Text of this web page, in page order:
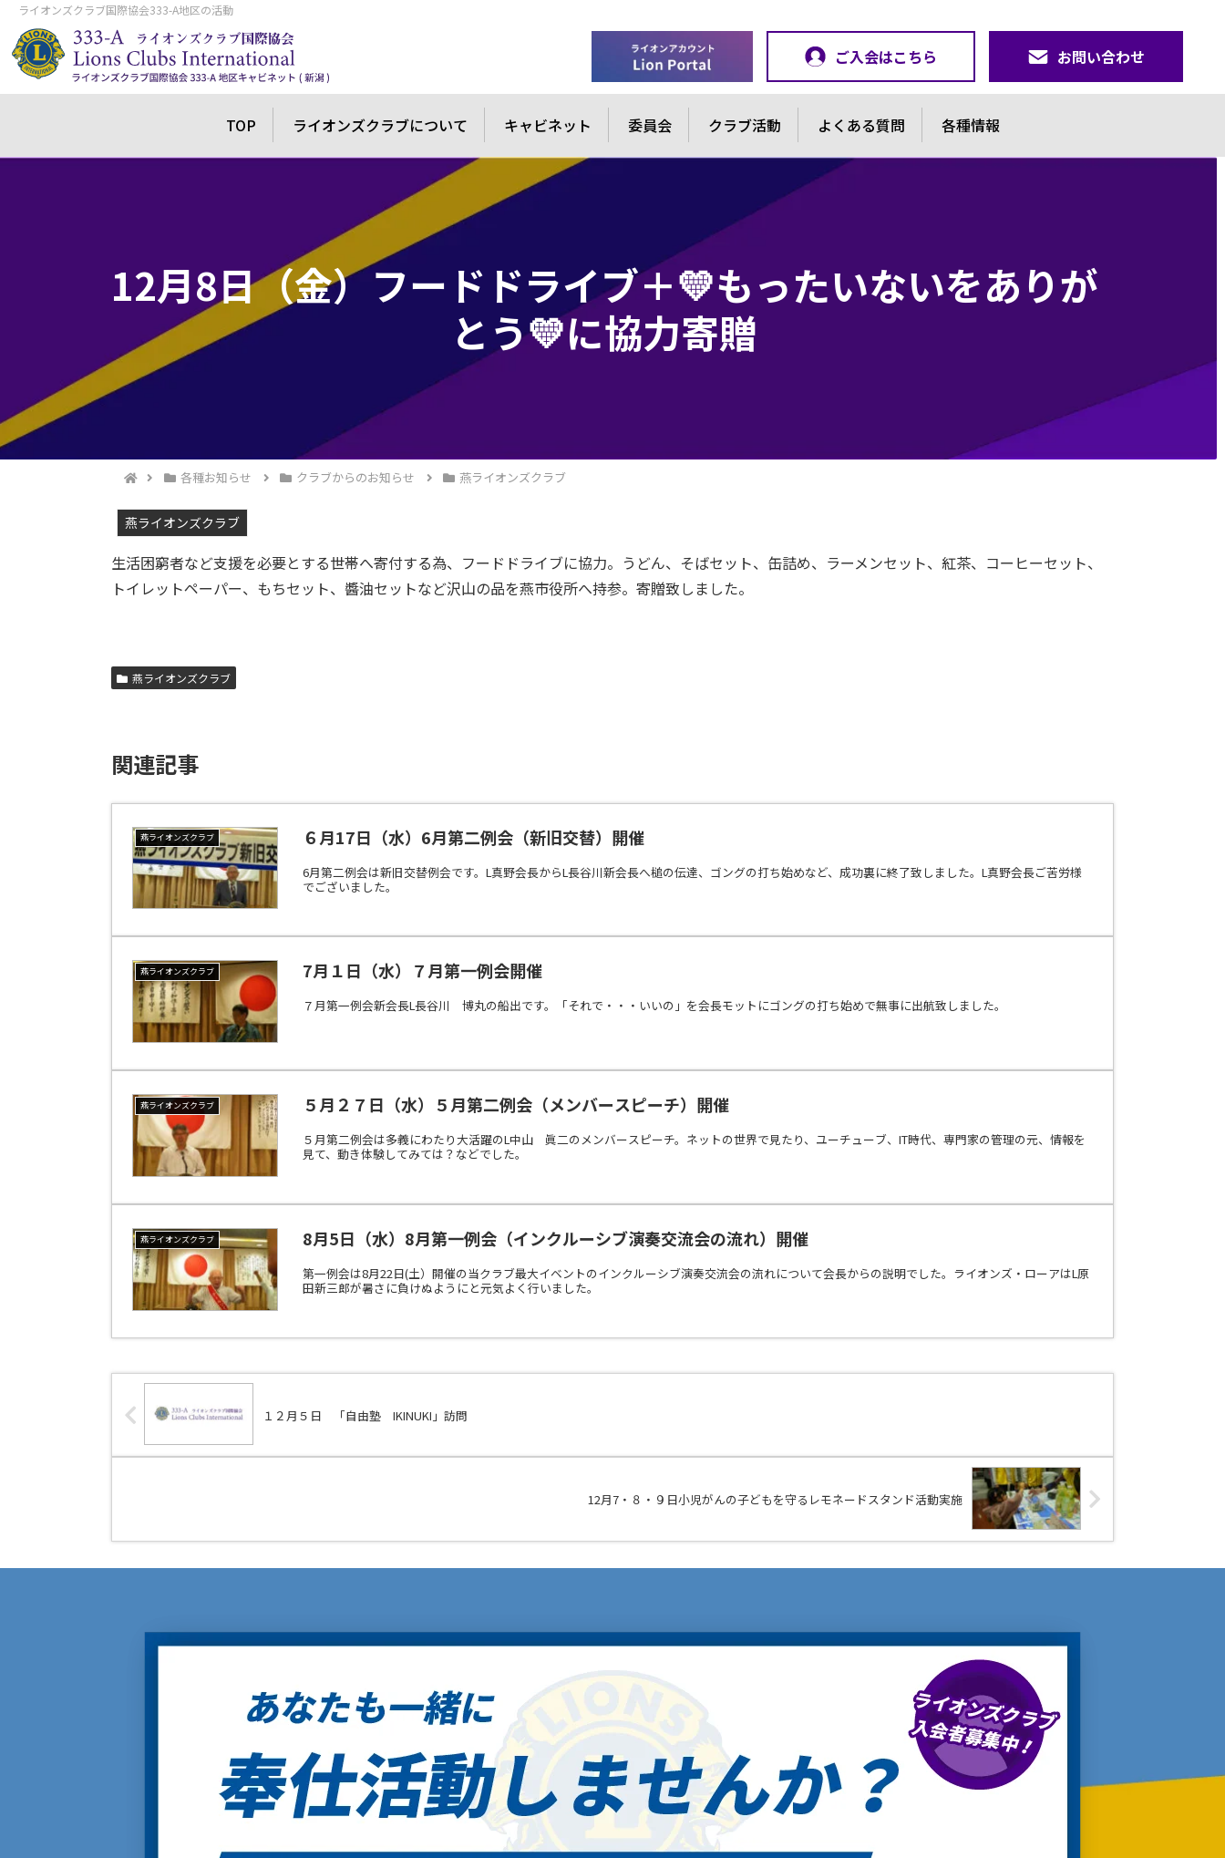
ライオンズクラブ国際協会333-A地区の活動
ご入会はこちら お問い合わせ
TOP ライオンズクラブについて キャビネット 委員会 クラブ活動 よくある質問 各種情報
12月8日（金）フードドライブ＋💛もったいないをありが
とう💛に協力寄贈
各種お知らせ クラブからのお知らせ 燕ライオンズクラブ
燕ライオンズクラブ
生活困窮者など支援を必要とする世帯へ寄付する為、フードドライブに協力。うどん、そばセット、缶詰め、ラーメンセット、紅茶、コーヒーセット、
トイレットペーパー、もちセット、醬油セットなど沢山の品を燕市役所へ持参。寄贈致しました。
燕ライオンズクラブ
関連記事
燕ライオンズクラブ ６月17日（水）6月第二例会（新旧交替）開催
6月第二例会は新旧交替例会です。L真野会長からL長谷川新会長へ槌の伝達、ゴングの打ち始めなど、成功裏に終了致しました。L真野会長ご苦労様
でございました。
燕ライオンズクラブ 7月１日（水）７月第一例会開催
７月第一例会新会長L長谷川 博丸の船出です。「それで・・・いいの」を会長モットにゴングの打ち始めで無事に出航致しました。
燕ライオンズクラブ ５月２７日（水）５月第二例会（メンバースピーチ）開催
５月第二例会は多義にわたり大活躍のL中山 眞二のメンバースピーチ。ネットの世界で見たり、ユーチューブ、IT時代、専門家の管理の元、情報を
見て、動き体験してみては？などでした。
燕ライオンズクラブ 8月5日（水）8月第一例会（インクルーシブ演奏交流会の流れ）開催
第一例会は8月22日(土）開催の当クラブ最大イベントのインクルーシブ演奏交流会の流れについて会長からの説明でした。ライオンズ・ローアはL原
田新三郎が暑さに負けぬようにと元気よく行いました。
１２月５日 「自由塾 IKINUKI」訪問
12月7・８・９日小児がんの子どもを守るレモネードスタンド活動実施